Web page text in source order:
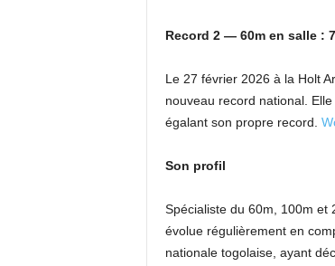
Record 2 — 60m en salle :
Le 27 février 2026 à la Holt
nouveau record national.
égalant son propre record.
Son profil
Spécialiste du 60m, 100m et
évolue régulièrement en
nationale togolaise, ayant